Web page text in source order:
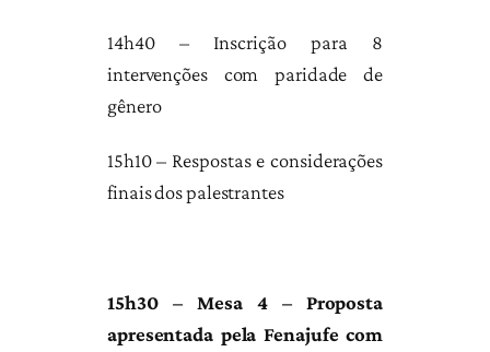
14h40 – Inscrição para 8
intervenções com paridade de
gênero
15h10 – Respostas e considerações
finais dos palestrantes
15h30 – Mesa 4 – Proposta
apresentada pela Fenajufe com